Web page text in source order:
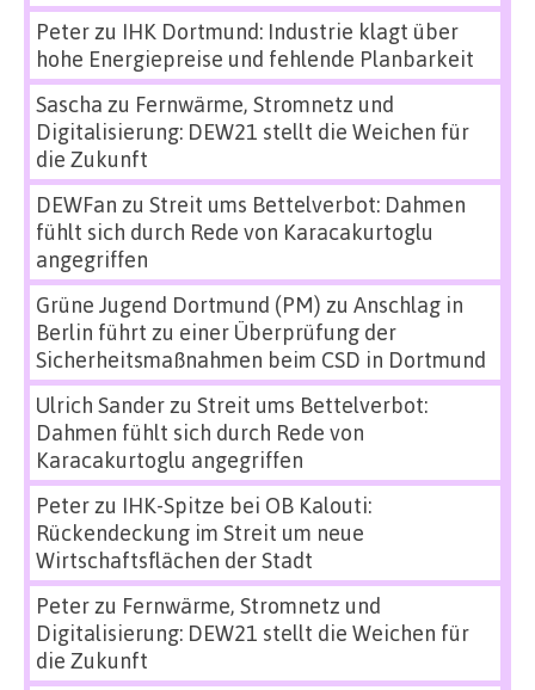
Peterzu IHK Dortmund: Industrie klagt über
hohe Energiepreise und fehlende Planbarkeit
Sascha zu Fernwärme, Stromnetz und
Digitalisierung: DEW21 stellt die Weichen für
die Zukunft
DEWFan zu Streit ums Bettelverbot: Dahmen
fühlt sich durch Rede von Karacakurtoglu
angegriffen
Grüne Jugend Dortmund (PM) zu Anschlag in
Berlin führt zu einer Überprüfung der
Sicherheitsmaßnahmen beim CSD in Dortmund
Ulrich Sanderzu Streit ums Bettelverbot:
Dahmen fühlt sich durch Rede von
Karacakurtoglu angegriffen
Peterzu IHK-Spitze bei OB Kalouti:
Rückendeckung im Streit um neue
Wirtschaftsflächen der Stadt
Peterzu Fernwärme, Stromnetz und
Digitalisierung: DEW21 stellt die Weichen für
die Zukunft